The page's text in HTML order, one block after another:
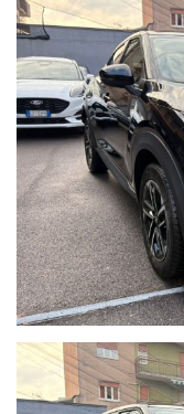
Importante:Il prezzo
passaggio di proprietà.
Blocca subito la tua
impegno:
02 89617387
Agisci ora: le
Allestimento con i
Sensore Luci
Sensore Pioggia
Sensori di
Vetri Oscurati
Apple Car Play e
Pack Winter